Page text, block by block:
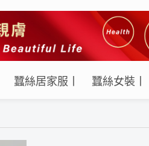
蠶絲居家服丨 蠶絲女裝丨